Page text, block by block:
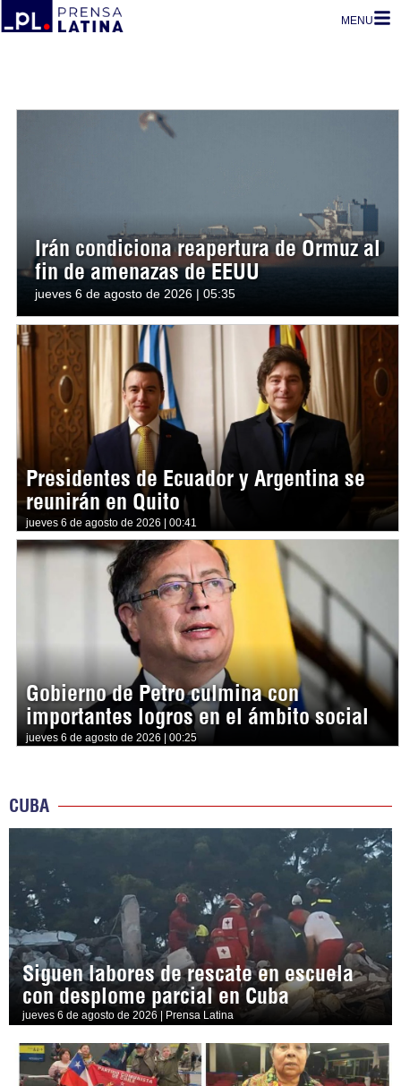
MENU
Irán condiciona reapertura de Ormuz al
fin de amenazas de EEUU
jueves 6 de agosto de 2026 | 05:35
Presidentes de Ecuador y Argentina se
reunirán en Quito
jueves 6 de agosto de 2026 | 00:41
Gobierno de Petro culmina con
importantes logros en el ámbito social
jueves 6 de agosto de 2026 | 00:25
CUBA
Siguen labores de rescate en escuela
con desplome parcial en Cuba
jueves 6 de agosto de 2026 | Prensa Latina